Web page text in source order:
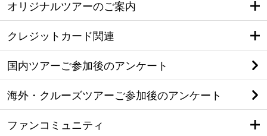
オリジナルツアーのご案内
クレジットカード関連
国内ツアーご参加後のアンケート
海外・クルーズツアーご参加後のアンケート
ファンコミュニティ